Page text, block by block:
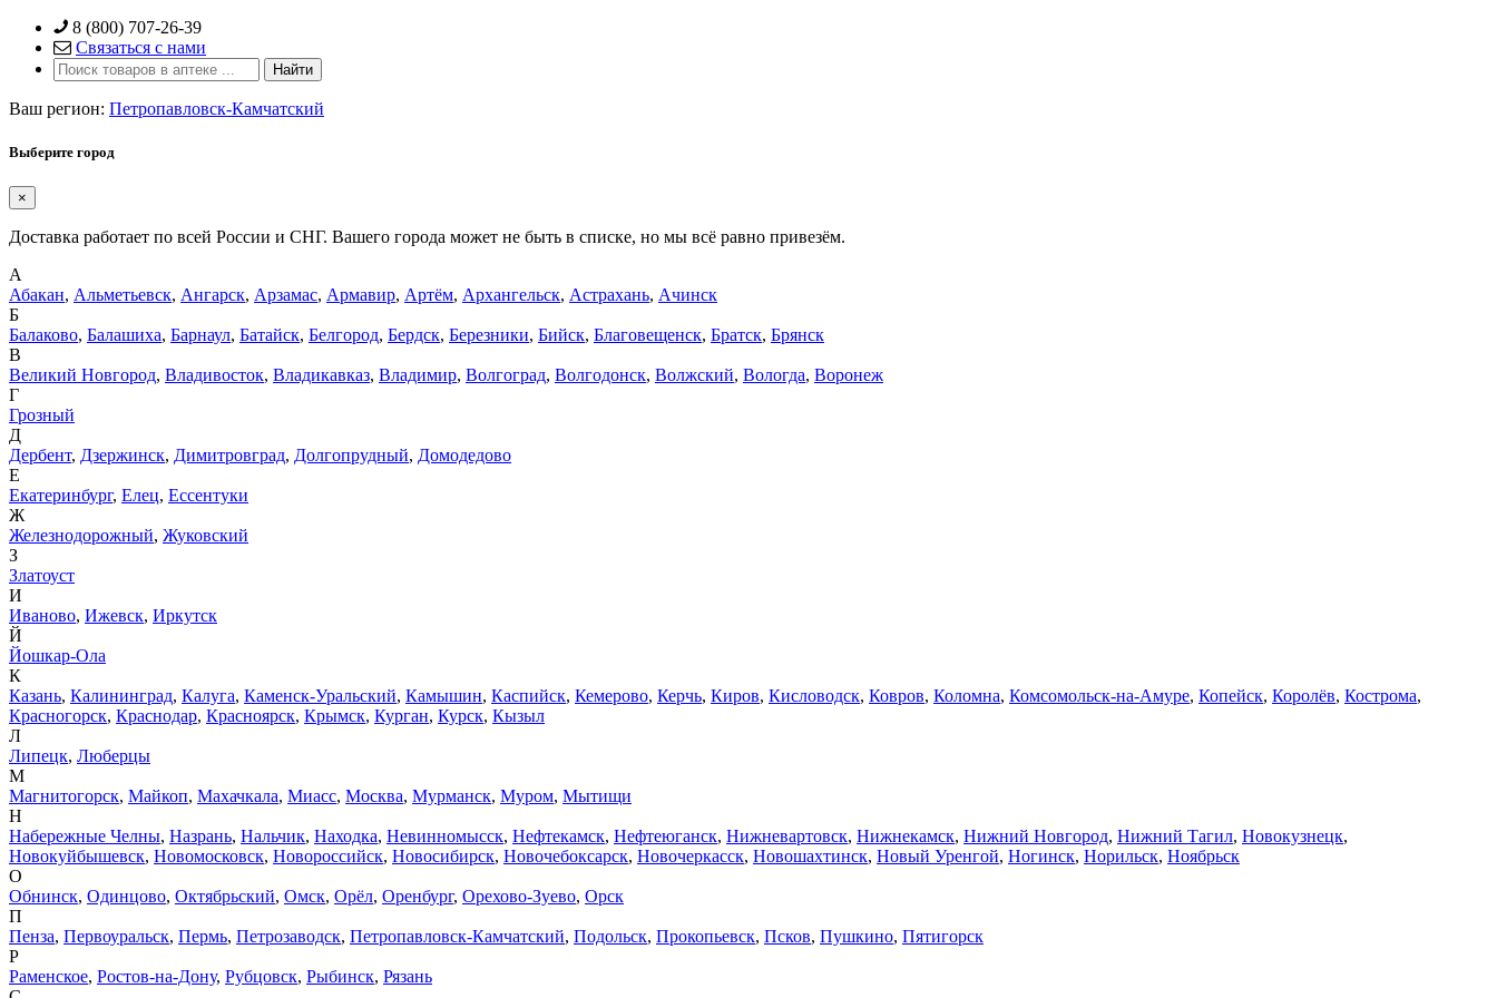
Skip
content
8 (800) 707-26-39
Связаться с нами
Ваш регион: Петропавловск-Камчатский
Выберите город
×
Доставка работает по всей России и СНГ. Вашего города может не быть в списке, но мы всё равно привезём.
А
Абакан, Альметьевск, Ангарск, Арзамас, Армавир, Артём, Архангельск, Астрахань, Ачинск
Б
Балаково, Балашиха, Барнаул, Батайск, Белгород, Бердск, Березники, Бийск, Благовещенск, Братск, Брянск
В
Великий Новгород, Владивосток, Владикавказ, Владимир, Волгоград, Волгодонск, Волжский, Вологда, Воронеж
Г
Грозный
Д
Дербент, Дзержинск, Димитровград, Долгопрудный, Домодедово
Е
Екатеринбург, Елец, Ессентуки
Ж
Железнодорожный, Жуковский
З
Златоуст
И
Иваново, Ижевск, Иркутск
Й
Йошкар-Ола
К
Казань, Калининград, Калуга, Каменск-Уральский, Камышин, Каспийск, Кемерово, Керчь, Киров, Кисловодск, Ковров, Коломна, Комсомольск-на-Амуре, Копейск, Королёв, Кострома,
Красногорск, Краснодар, Красноярск, Крымск, Курган, Курск, Кызыл
Л
Липецк, Люберцы
М
Магнитогорск, Майкоп, Махачкала, Миасс, Москва, Мурманск, Муром, Мытищи
Н
Набережные Челны, Назрань, Нальчик, Находка, Невинномысск, Нефтекамск, Нефтеюганск, Нижневартовск, Нижнекамск, Нижний Новгород, Нижний Тагил, Новокузнецк,
Новокуйбышевск, Новомосковск, Новороссийск, Новосибирск, Новочебоксарск, Новочеркасск, Новошахтинск, Новый Уренгой, Ногинск, Норильск, Ноябрьск
О
Обнинск, Одинцово, Октябрьский, Омск, Орёл, Оренбург, Орехово-Зуево, Орск
П
Пенза, Первоуральск, Пермь, Петрозаводск, Петропавловск-Камчатский, Подольск, Прокопьевск, Псков, Пушкино, Пятигорск
Р
Раменское, Ростов-на-Дону, Рубцовск, Рыбинск, Рязань